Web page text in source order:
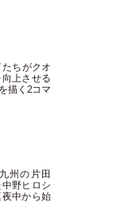
ちがクオ
上させる
描く2コマ
州の片田
野ヒロシ
中から始